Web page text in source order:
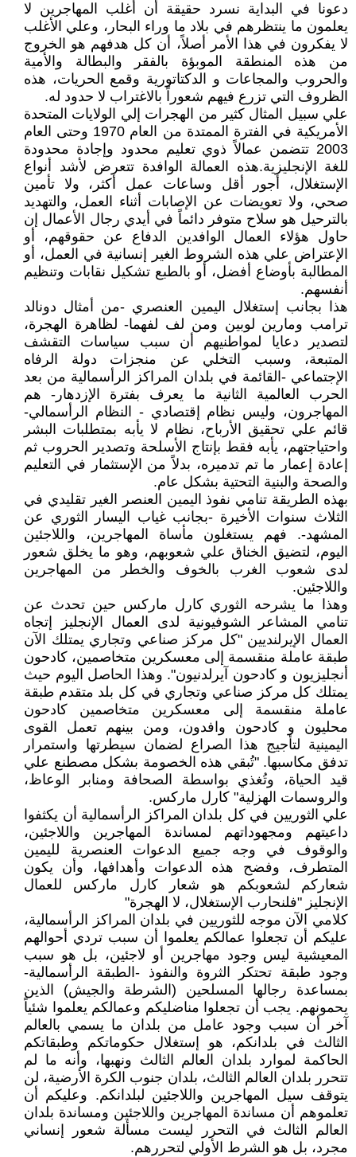
دعونا في البداية نسرد حقيقة أن أغلب المهاجرين لا
يعلمون ما ينتظرهم في بلاد ما وراء البحار، وعلي الأغلب
لا يفكرون في هذا الأمر أصلاً، أن كل هدفهم هو الخروج
من هذه المنطقة الموبؤة بالفقر والبطالة والأمية
والحروب والمجاعات و الدكتاتورية وقمع الحريات، هذه
الظروف التي تزرع فيهم شعوراً بالاغتراب لا حدود له.
علي سبيل المثال كثير من الهجرات إلي الولايات المتحدة
الأمريكية في الفترة الممتدة من العام 1970 وحتى العام
2003 تتضمن عمالاً ذوي تعليم محدود وإجادة محدودة
للغة الإنجليزية.هذه العمالة الوافدة تتعرض لأشد أنواع
الإستغلال، أجور أقل وساعات عمل أكثر، ولا تأمين
صحي، ولا تعويضات عن الإصابات أثناء العمل، والتهديد
بالترحيل هو سلاح متوفر دائماً في أيدي رجال الأعمال إن
حاول هؤلاء العمال الوافدين الدفاع عن حقوقهم، أو
الإعتراض علي هذه الشروط الغير إنسانية في العمل، أو
المطالبة بأوضاع أفضل، أو بالطبع تشكيل نقابات وتنظيم
أنفسهم.
هذا بجانب إستغلال اليمين العنصري -من أمثال دونالد
ترامب ومارين لوبين ومن لف لفهما- لظاهرة الهجرة،
لتصدير دعايا لمواطنيهم أن سبب سياسات التقشف
المتبعة، وسبب التخلي عن منجزات دولة الرفاه
الإجتماعي -القائمة في بلدان المراكز الرأسمالية من بعد
الحرب العالمية الثانية ما يعرف بفترة الإزدهار- هم
المهاجرون، وليس نظام إقتصادي - النظام الرأسمالي-
قائم علي تحقيق الأرباح، نظام لا يأبه بمتطلبات البشر
واحتياجتهم، يأبه فقط بإنتاج الأسلحة وتصدير الحروب ثم
إعادة إعمار ما تم تدميره، بدلاً من الإستثمار في التعليم
والصحة والبنية التحتية بشكل عام.
بهذه الطريقة تنامي نفوذ اليمين العنصر الغير تقليدي في
الثلاث سنوات الأخيرة -بجانب غياب اليسار الثوري عن
المشهد-. فهم يستغلون مأساة المهاجرين، واللاجئين
اليوم، لتضيق الخناق علي شعوبهم، وهو ما يخلق شعور
لدى شعوب الغرب بالخوف والخطر من المهاجرين
واللاجئين.
وهذا ما يشرحه الثوري كارل ماركس حين تحدث عن
تنامي المشاعر الشوفيونية لدى العمال الإنجليز إتجاه
العمال الإيرلنديين "كل مركز صناعي وتجاري يمتلك الآن
طبقة عاملة منقسمة إلى معسكرين متخاصمين، كادحون
أنجليزيون و كادحون آيرلدنيون". وهذا الحاصل اليوم حيث
يمتلك كل مركز صناعي وتجاري في كل بلد متقدم طبقة
عاملة منقسمة إلى معسكرين متخاصمين كادحون
محليون و كادحون وافدون، ومن بينهم تعمل القوى
اليمينية لتأجيج هذا الصراع لضمان سيطرتها واستمرار
تدفق مكاسبها. "تُبقي هذه الخصومة بشكل مصطنع علي
قيد الحياة، وتُغذي بواسطة الصحافة ومنابر الوعاظ،
والروسمات الهزلية" كارل ماركس.
علي الثوريين في كل بلدان المراكز الرأسمالية أن يكثفوا
داعيتهم ومجهوداتهم لمساندة المهاجرين واللاجئين،
والوقوف في وجه جميع الدعوات العنصرية لليمين
المتطرف، وفضح هذه الدعوات وأهدافها، وأن يكون
شعاركم لشعوبكم هو شعار كارل ماركس للعمال
الإنجليز "فلنحارب الإستغلال، لا الهجرة"
كلامي الآن موجه للثوريين في بلدان المراكز الرأسمالية،
عليكم أن تجعلوا عمالكم يعلموا أن سبب تردي أحوالهم
المعيشية ليس وجود مهاجرين أو لاجئين، بل هو سبب
وجود طبقة تحتكر الثروة والنفوذ -الطبقة الرأسمالية-
بمساعدة رجالها المسلحين (الشرطة والجيش) الذين
يحمونهم. يجب أن تجعلوا مناضليكم وعمالكم يعلموا شئياً
آخر أن سبب وجود عامل من بلدان ما يسمي بالعالم
الثالث في بلدانكم، هو إستغلال حكوماتكم وطبقاتكم
الحاكمة لموارد بلدان العالم الثالث ونهبها، وأنه ما لم
تتحرر بلدان العالم الثالث، بلدان جنوب الكرة الأرضية، لن
يتوقف سيل المهاجرين واللاجئين لبلدانكم. وعليكم أن
تعلموهم أن مساندة المهاجرين واللاجئين ومساندة بلدان
العالم الثالث في التحرر ليست مسألة شعور إنساني
مجرد، بل هو الشرط الأولي لتحررهم.